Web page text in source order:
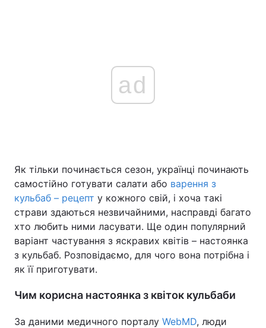
ad
Як тільки починається сезон, українці починають
самостійно готувати салати або варення з
кульбаб – рецепт у кожного свій, і хоча такі
страви здаються незвичайними, насправді багато
хто любить ними ласувати. Ще один популярний
варіант частування з яскравих квітів – настоянка
з кульбаб. Розповідаємо, для чого вона потрібна і
як її приготувати.
Чим корисна настоянка з квіток кульбаби
За даними медичного порталу WebMD, люди